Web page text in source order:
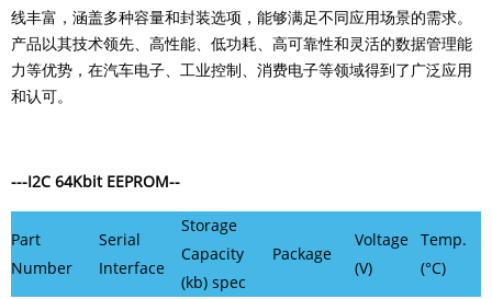
线丰富，涵盖多种容量和封装选项，能够满足不同应用场景的需求。
产品以其技术领先、高性能、低功耗、高可靠性和灵活的数据管理能
力等优势，在汽车电子、工业控制、消费电子等领域得到了广泛应用
和认可。
---I2C 64Kbit EEPROM--
Part
Number
Serial
Interface
Storage
Capacity
(kb) spec
Package
Voltage
(V)
Temp.
(°C)